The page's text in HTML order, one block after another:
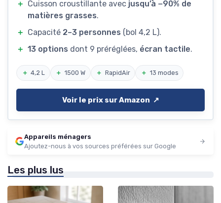
＋ Cuisson croustillante avec jusqu’à −90% de
matières grasses.
＋ Capacité 2–3 personnes (bol 4,2 L).
＋ 13 options dont 9 préréglées, écran tactile.
＋ 4,2 L ＋ 1500 W ＋ RapidAir ＋ 13 modes
Voir le prix sur Amazon ↗️
Appareils ménagers
Ajoutez-nous à vos sources préférées sur Google
Les plus lus